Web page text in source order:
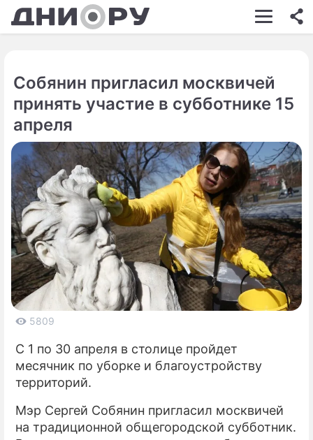
ШОУ-БИЗНЕС
КИНО
ЗДОРОВЬЕ
ЭКОНОМИКА
ПРОИСШЕСТВИЯ
СОННИК
СТИЛЬ ЖИЗНИ
СЕРИАЛЫ
ИГРЫ
О ПРОЕКТЕ
Собянин пригласил москвичей
принять участие в субботнике 15
апреля
5809
С 1 по 30 апреля в столице пройдет
месячник по уборке и благоустройству
территорий.
Мэр Сергей Собянин пригласил москвичей
на традиционной общегородской субботник.